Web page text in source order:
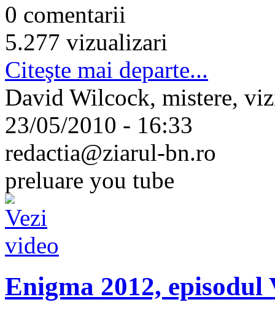
0 comentarii
5.277 vizualizari
Citeşte mai departe...
David Wilcock, mistere,
23/05/2010 - 16:33
redactia@ziarul-bn.ro
preluare you tube
Enigma 2012, episodul